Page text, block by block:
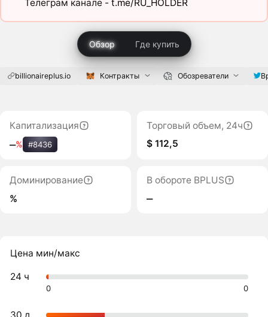
Телеграм канале - t.me/RU_HOLDER
Обзор Где купить
billionaireplus.io Контракты Обозреватели
Капитализация
‒% #8436
Торговый объем, 24ч
$ 112,5
Доминирование
%
В обороте BPLUS
‒
Цена мин/макс
24 ч
0 0